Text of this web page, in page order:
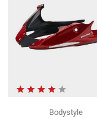
Bodystyle